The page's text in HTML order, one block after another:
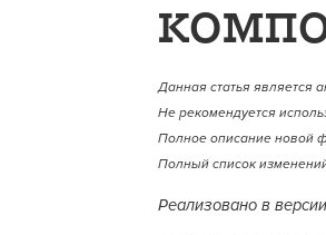
Данная статья является
Не рекомендуется
Полное описание новой
Полный список
Реализовано в